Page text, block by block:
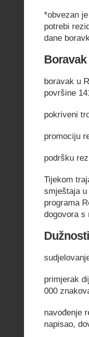
*obvezan
potrebi
dane
boravak u
površine
pokriveni
promociju
podršku
Tijekom
smještaja
programa
dogovora s
primjerak
000
navođenje
napisao,